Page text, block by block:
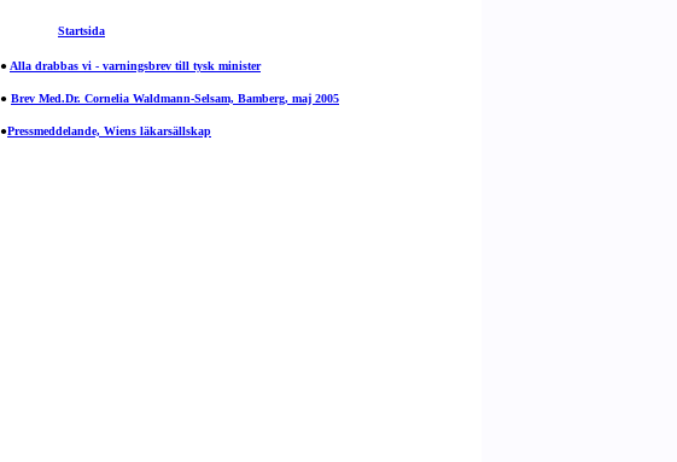
Startsida
● Alla drabbas vi - varningsbrev till tysk minister
● Brev Med.Dr. Cornelia Waldmann-Selsam, Bamberg, maj 2005
●Pressmeddelande, Wiens läkarsällskap